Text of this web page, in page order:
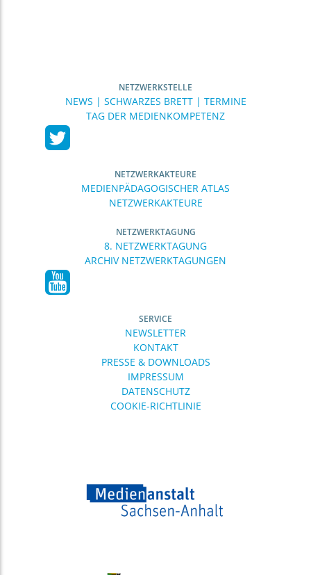
NETZWERKSTELLE
NEWS | SCHWARZES BRETT | TERMINE
TAG DER MEDIENKOMPETENZ
NETZWERKAKTEURE
MEDIENPÄDAGOGISCHER ATLAS
NETZWERKAKTEURE
NETZWERKTAGUNG
8. NETZWERKTAGUNG
ARCHIV NETZWERKTAGUNGEN
SERVICE
NEWSLETTER
KONTAKT
PRESSE & DOWNLOADS
IMPRESSUM
DATENSCHUTZ
COOKIE-RICHTLINIE